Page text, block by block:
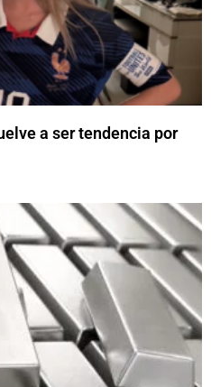
a ser tendencia por